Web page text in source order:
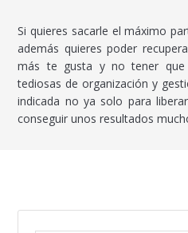
Si quieres sacarle el máximo
además quieres poder
más te gusta y no tener
tediosas de organización y
indicada no ya solo para
conseguir unos resultados